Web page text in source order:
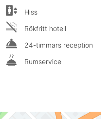
Hiss
Rökfritt hotell
24-timmars reception
Rumservice